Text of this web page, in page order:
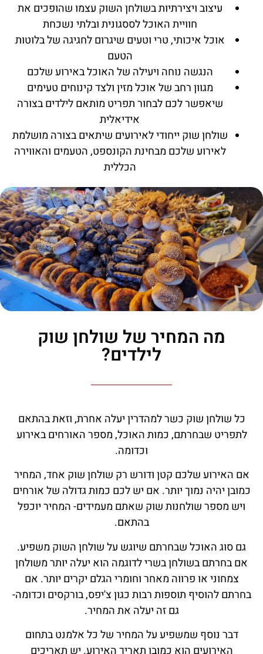
עיצוב ויצירתיות בשולחן השוק עצמו שהופכים את
חוויית האוכל לססגונית ובלתי נשכחת
אוכל איכותי, טרי וטעים שיגרום לחגיגה של בלוטות
הטעם
הנגשה נוחה ויעילה של האוכל באירוע שלכם
מגוון רחב של אוכל מזין ולצד קינוחים טעימים
שיאפשר לכם לבחור תפריט מותאם לילדים בצורה
אידיאלית
שולחן שוק ייחודי לאירועים שיתאים בצורה מושלמת
לאירוע שלכם מבחינת הקונספט, הטעמים והאווירה
הכללית
מה המחיר של שולחן שוק
לילדים?
כל שולחן שוק כשר למהדרין יעלה אחרת, וזאת בהתאם
לתפריט שבחרתם, כמות האוכל, מספר האורחים באירוע
וכדומה.
אם האירוע שלכם קטן ודורש רק שולחן שוק אחד, המחיר
כמובן יהיה נמוך יותר. אם יש לכם כמות גדולה של אורחים
ויש מספר שולחנות שוק שאתם מעמידים- המחיר יוכפל
בהתאם.
גם סוג האוכל שבחרתם שיוגש על שולחן השוק משפיע.
אם בחרתם בשולחן בשרי לדוגמה הוא יעלה יותר משולחן
צמחוני או פרווה מאחר וחומרי הגלם יקרים יותר. אם
בחרתם להוסיף תוספות רבות כגון צ'יפס, בורקסים וכדומה-
גם זה יעלה את המחיר.
דבר נוסף שמשפיע על המחיר של כל אלמנט בתחום